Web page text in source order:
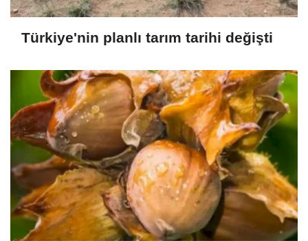
Türkiye'nin planlı tarım tarihi değişti